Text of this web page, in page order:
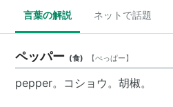
言葉の解説 ネットで話題
ペッパー (食) 【ぺっぱー】
pepper。コショウ。胡椒。